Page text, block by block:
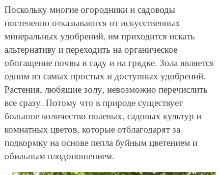
Поскольку многие огородники и садоводы
постепенно отказываются от искусственных
минеральных удобрений, им приходится искать
альтернативу и переходить на органическое
обогащение почвы в саду и на грядке. Зола является
одним из самых простых и доступных удобрений.
Растения, любящие золу, невозможно перечислить
все сразу. Потому что в природе существует
большое количество полевых, садовых культур и
комнатных цветов, которые отблагодарят за
подкормку на основе пепла буйным цветением и
обильным плодоношением.